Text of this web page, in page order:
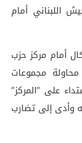
اللبناني أمام
أمام مركز حزب
محاولة مجموعات
على “المركز”
وأدى إلى تضارب